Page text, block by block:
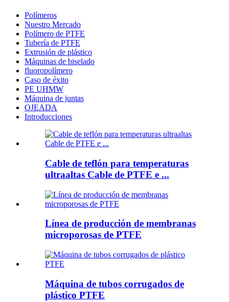
Polímeros
Nuestro Mercado
Polímero de PTFE
Tubería de PTFE
Extrusión de plástico
Máquinas de biselado
fluoropolímero
Caso de éxito
PE UHMW
Máquina de juntas
OJEADA
Introducciones
Cable de teflón para temperaturas
ultraaltas Cable de PTFE e ...
Línea de producción de membranas
microporosas de PTFE
Máquina de tubos corrugados de
plástico PTFE